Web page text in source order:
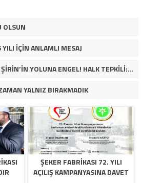
OLSUN
İÇİN ANLAMLI MESAJ
YETER ARTIK FERHAT İLE ŞİRİN’İN YOLUNA ENGEL! HALK TEPKİLİ: “YOLU KAPATMAK ÇÖZÜM DEĞİL, GÖREVİNİ YAP!”
YALNIZ BIRAKMADIK
ŞEKER FABRİKASI 72. YILI
AÇILIŞ KAMPANYASINA DAVET